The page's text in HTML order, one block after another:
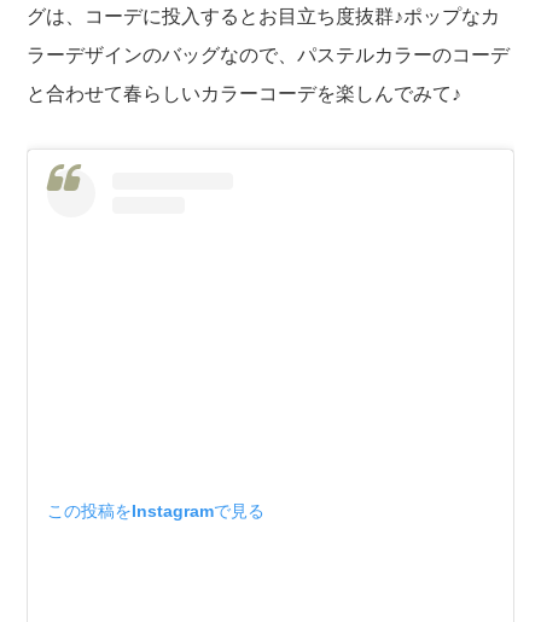
グは、コーデに投入するとお目立ち度抜群♪ポップなカ
ラーデザインのバッグなので、パステルカラーのコーデ
と合わせて春らしいカラーコーデを楽しんでみて♪
この投稿をInstagramで見る